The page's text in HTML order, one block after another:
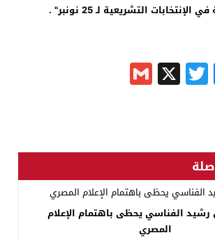
الإنتخابات التشريعية لـ25 نونبر" .
Messenger
Twitter
X
رشيد الفناسي يحظى باهتمام الإعلام
المصري